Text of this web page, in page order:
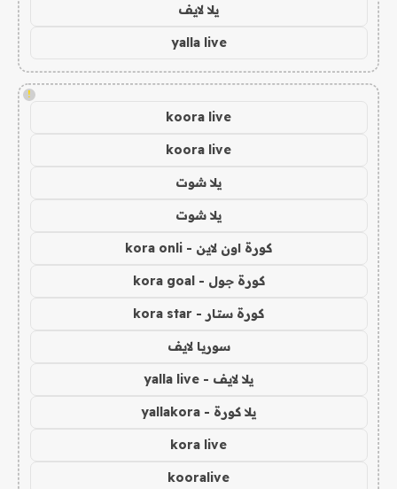
يلا لايف
yalla live
!
koora live
koora live
يلا شوت
يلا شوت
كورة اون لاين - kora onli
كورة جول - kora goal
كورة ستار - kora star
سوريا لايف
يلا لايف - yalla live
يلا كورة - yallakora
kora live
kooralive